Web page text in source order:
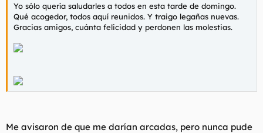
l
t
e
m
a
i
o
Yo sólo quería saludarles a todos en esta tarde de domingo.
Qué acogedor, todos aquí reunidos. Y traigo legañas nuevas.
Gracias amigos, cuánta felicidad y perdonen las molestias.
Me avisaron de que me darían arcadas, pero nunca pude